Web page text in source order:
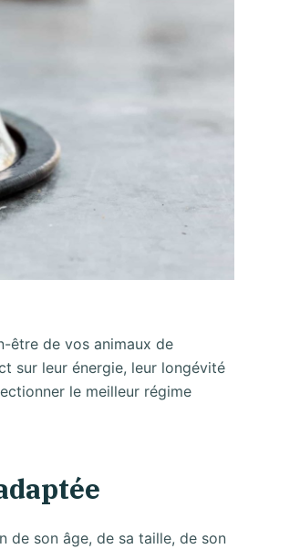
être de vos animaux de
sur leur énergie, leur longévité
le meilleur régime
de son âge, de sa taille, de son